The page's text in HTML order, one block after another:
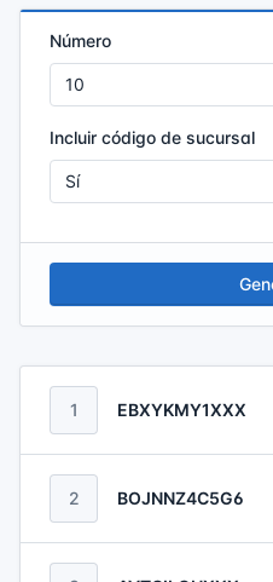
Número
Incluir código de sucursal
1 EBXYKMY1XXX
2 BOJNNZ4C5G6